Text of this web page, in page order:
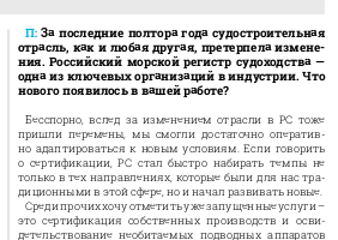
П: За последние полтора года судостроительная
отрасль, как и любая другая, претерпела измене-
ния. Российский морской регистр судоходства —
одна из ключевых организаций в индустрии. Что
нового появилось в вашей работе?
Бесспорно,  вслед  за  изменением  отрасли  в  РС  тоже
пришли  перемены,  мы  смогли  достаточно  оператив
но адаптироваться к новым условиям. Если говорить
о  сертификации,  РС  стал  быстро  набирать  темпы  не
только в тех направлениях, которые были для нас тра-
диционными в этой сфере, но и начал развивать новые.
Среди прочих хочу отметить уже запущенные услуги –
это  сертификация  собственных  производств  и  осви-
детельствование  необитаемых  подводных  аппаратов